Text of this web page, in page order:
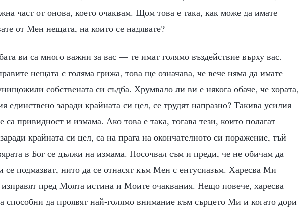
част от онова, което очаквам. Щом това е така, как може да имате
от Мен нещата, на които се надявате?
ви са много важни за вас — те имат голямо въздействие върху вас.
нещата с голяма грижа, това ще означава, че вече няма да имате
собствената си съдба. Хрумвало ли ви е някога обаче, че хората,
единствено заради крайната си цел, се трудят напразно? Такива усилия
привидност и измама. Ако това е така, тогава тези, които полагат
крайната си цел, са на прага на окончателното си поражение, тъй
в Бог се дължи на измама. Посочвал съм и преди, че не обичам да
се подмазват, нито да се отнасят към Мен с ентусиазъм. Харесва Ми
изправят пред Моята истина и Моите очаквания. Нещо повече, харесва
способни да проявят най-голямо внимание към сърцето Ми и когато дори